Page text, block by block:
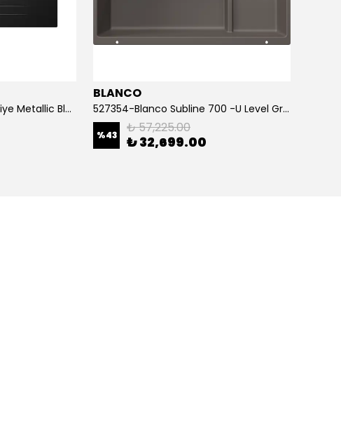
Opal Um-100 Xl Granit Eviye Metallic Black
BLANCO
527354-Blanco Subline 700 -U Level Granit Eviye Volcano Gri
%43 ₺ 57,225.00
₺ 32,699.00